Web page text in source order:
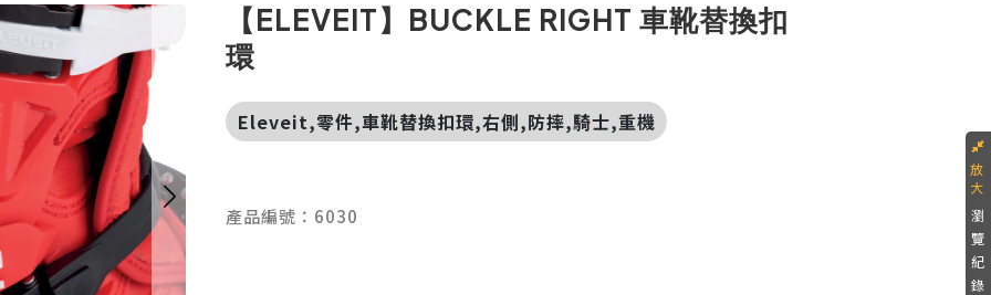
【ELEVEIT】BUCKLE RIGHT 車靴替換扣
環
Eleveit,零件,車靴替換扣環,右側,防摔,騎士,重機
產品編號：6030
瀏
覽
紀
錄